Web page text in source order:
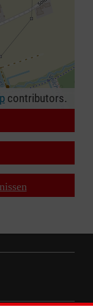
contributors.